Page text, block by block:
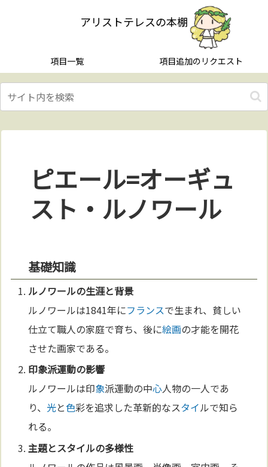
アリストテレスの本棚
項目一覧 項目追加のリクエスト
ピエール=オーギュ
スト・ルノワール
基礎知識
ルノワールの生涯と背景
ルノワールは1841年にフランスで生まれ、貧しい
仕立て職人の家庭で育ち、後に絵画の才能を開花
させた画家である。
印象派運動の影響
ルノワールは印象派運動の中心人物の一人であ
り、 光と色彩を追求した革新的なスタイルで知ら
れる。
主題とスタイルの多様性